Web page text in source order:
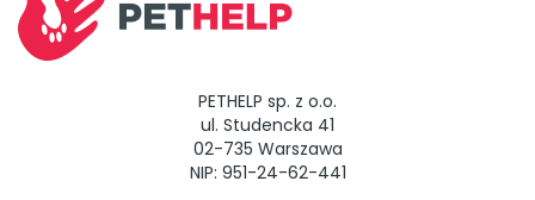
PETHELP sp. z o.o.
ul. Studencka 41
02-735 Warszawa
NIP: 951-24-62-441